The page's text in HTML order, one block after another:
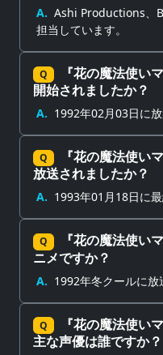
A. Ashi Productions、
担当しています。
Q
『花の魔法使い
開始されましたか？
A. 1992年02月03日に
Q
『花の魔法使い
放送されましたか？
A. 1993年01月18日に
Q
『花の魔法使い
ニメですか？
A. 1992年冬クールに放
Q
『花の魔法使い
主な声優は誰ですか？